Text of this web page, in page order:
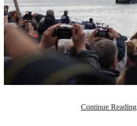
Continue Reading